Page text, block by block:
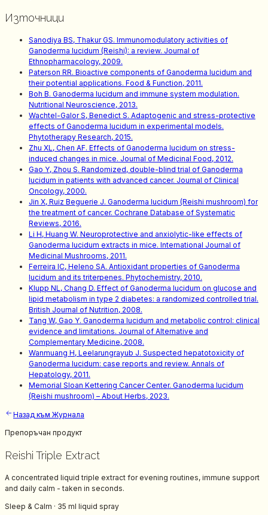
Източници
Sanodiya BS, Thakur GS. Immunomodulatory activities of
Ganoderma lucidum (Reishi): a review. Journal of
Ethnopharmacology, 2009.
Paterson RR. Bioactive components of Ganoderma lucidum and
their potential applications. Food & Function, 2011.
Boh B. Ganoderma lucidum and immune system modulation.
Nutritional Neuroscience, 2013.
Wachtel-Galor S, Benedict S. Adaptogenic and stress-protective
effects of Ganoderma lucidum in experimental models.
Phytotherapy Research, 2015.
Zhu XL, Chen AF. Effects of Ganoderma lucidum on stress-
induced changes in mice. Journal of Medicinal Food, 2012.
Gao Y, Zhou S. Randomized, double-blind trial of Ganoderma
lucidum in patients with advanced cancer. Journal of Clinical
Oncology, 2000.
Jin X, Ruiz Beguerie J. Ganoderma lucidum (Reishi mushroom) for
the treatment of cancer. Cochrane Database of Systematic
Reviews, 2016.
Li H, Huang W. Neuroprotective and anxiolytic-like effects of
Ganoderma lucidum extracts in mice. International Journal of
Medicinal Mushrooms, 2011.
Ferreira IC, Heleno SA. Antioxidant properties of Ganoderma
lucidum and its triterpenes. Phytochemistry, 2010.
Klupp NL, Chang D. Effect of Ganoderma lucidum on glucose and
lipid metabolism in type 2 diabetes: a randomized controlled trial.
British Journal of Nutrition, 2008.
Tang W, Gao Y. Ganoderma lucidum and metabolic control: clinical
evidence and limitations. Journal of Alternative and
Complementary Medicine, 2008.
Wanmuang H, Leelarungrayub J. Suspected hepatotoxicity of
Ganoderma lucidum: case reports and review. Annals of
Hepatology, 2011.
Memorial Sloan Kettering Cancer Center. Ganoderma lucidum
(Reishi mushroom) – About Herbs, 2023.
Назад към Журнала
Препоръчан продукт
Reishi Triple Extract
A concentrated liquid triple extract for evening routines, immune support
and daily calm - taken in seconds.
Sleep & Calm · 35 ml liquid spray